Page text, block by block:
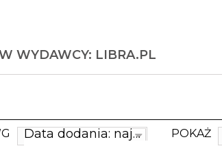
WYDAWCY: LIBRA.PL
Data dodania: najnowsze POKAŻ